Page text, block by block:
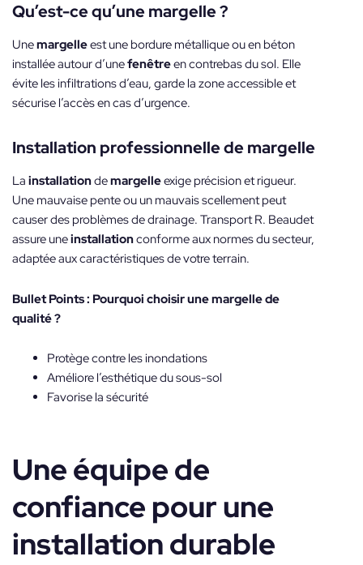
Qu’est-ce qu’une margelle ?
Unemargelleest une bordure métallique ou en béton
installée autour d’unefenêtreen contrebas du sol. Elle
évite les infiltrations d’eau, garde la zone accessible et
sécurise l’accès en cas d’urgence.
Installation professionnelle de margelle
La installationdemargelleexige précision et rigueur.
Une mauvaise pente ou un mauvais scellement peut
causer des problèmes de drainage. Transport R. Beaudet
assure uneinstallationconforme aux normes du secteur,
adaptée aux caractéristiques de votre terrain.
Bullet Points : Pourquoi choisir une margelle de
qualité ?
Protège contre les inondations
Améliore l’esthétique du sous-sol
Favorise la sécurité
Une équipe de
confiance pour une
installation durable